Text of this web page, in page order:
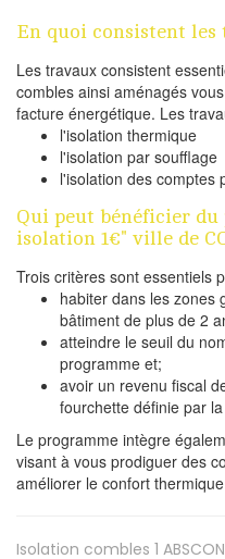
En quoi consistent les
Les travaux consistent
combles ainsi aménagés
facture énergétique. Les
l'isolation thermique
l'isolation par soufflage
l'isolation des comptes
Qui peut bénéficier
isolation 1€" ville de
Trois critères sont essentiels
habiter dans les zones
bâtiment de plus de 2
atteindre le seuil du
programme et;
avoir un revenu fiscal
fourchette définie par
Le programme intègre
visant à vous prodiguer des
améliorer le confort
Isolation combles 1 ABSCON